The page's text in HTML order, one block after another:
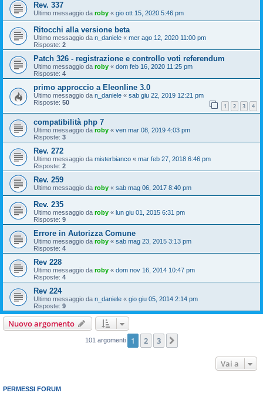
Rev. 337
Ultimo messaggio da roby « gio ott 15, 2020 5:46 pm
Ritocchi alla versione beta
Ultimo messaggio da n_daniele « mer ago 12, 2020 11:00 pm
Risposte: 2
Patch 326 - registrazione e controllo voti referendum
Ultimo messaggio da roby « dom feb 16, 2020 11:25 pm
Risposte: 4
primo approccio a Eleonline 3.0
Ultimo messaggio da n_daniele « sab giu 22, 2019 12:21 pm
Risposte: 50 1 2 3 4
compatibilità php 7
Ultimo messaggio da roby « ven mar 08, 2019 4:03 pm
Risposte: 3
Rev. 272
Ultimo messaggio da misterbianco « mar feb 27, 2018 6:46 pm
Risposte: 2
Rev. 259
Ultimo messaggio da roby « sab mag 06, 2017 8:40 pm
Rev. 235
Ultimo messaggio da roby « lun giu 01, 2015 6:31 pm
Risposte: 9
Errore in Autorizza Comune
Ultimo messaggio da roby « sab mag 23, 2015 3:13 pm
Risposte: 4
Rev 228
Ultimo messaggio da roby « dom nov 16, 2014 10:47 pm
Risposte: 4
Rev 224
Ultimo messaggio da n_daniele « gio giu 05, 2014 2:14 pm
Risposte: 9
Nuovo argomento
101 argomenti 1 2 3
Vai a
PERMESSI FORUM